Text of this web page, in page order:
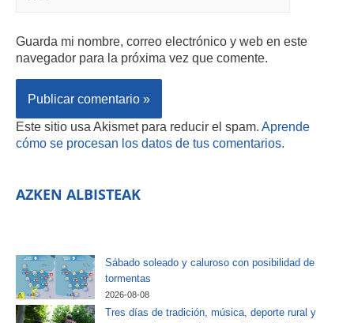
Guarda mi nombre, correo electrónico y web en este
navegador para la próxima vez que comente.
Este sitio usa Akismet para reducir el spam. Aprende
cómo se procesan los datos de tus comentarios.
AZKEN ALBISTEAK
Sábado soleado y caluroso con posibilidad de
tormentas
2026-08-08
Tres días de tradición, música, deporte rural y